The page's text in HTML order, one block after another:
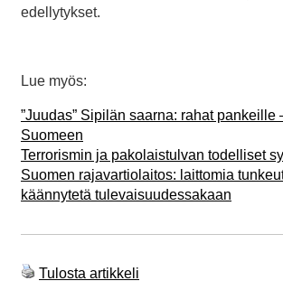
edellytykset.
Lue myös:
”Juudas” Sipilän saarna: rahat pankeille
Suomeen
Terrorismin ja pakolaistulvan todelliset
Suomen rajavartiolaitos: laittomia
käännytetä tulevaisuudessakaan
Tulosta artikkeli